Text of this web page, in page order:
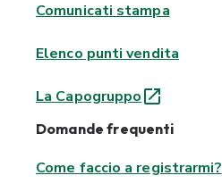
Comunicati stampa
Elenco punti vendita
La Capogruppo
Domande frequenti
Come faccio a registrarmi?